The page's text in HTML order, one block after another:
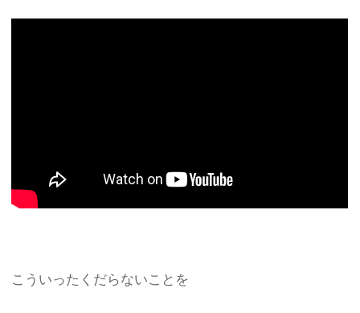
こういったくだらないことを